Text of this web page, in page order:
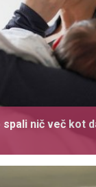
nič več kot